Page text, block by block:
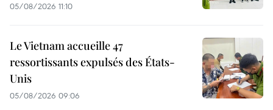
05/08/2026 11:10
Le Vietnam accueille 47
ressortissants expulsés des États-
Unis
05/08/2026 09:06